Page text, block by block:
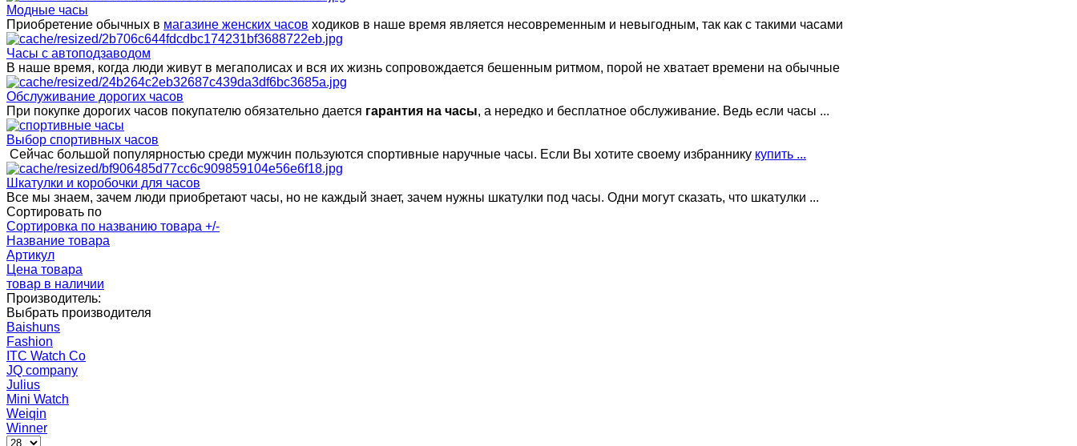
Модные часы
Приобретение обычных в магазине женских часов ходиков в наше время является несовременным и невыгодным, так как с такими часами
Часы с автоподзаводом
В наше время, когда люди живут в мегаполисах и вся их жизнь сопровождается бешенным ритмом, порой не хватает времени на обычные
Обслуживание дорогих часов
При покупке дорогих часов покупателю обязательно дается гарантия на часы, а нередко и бесплатное обслуживание. Ведь если часы ...
Выбор спортивных часов
Сейчас большой популярностью среди мужчин пользуются спортивные наручные часы. Если Вы хотите своему избраннику купить ...
Шкатулки и коробочки для часов
Все мы знаем, зачем люди приобретают часы, но не каждый знает, зачем нужны шкатулки под часы. Одни могут сказать, что шкатулки ...
Сортировать по
Сортировка по названию товара +/-
Название товара
Артикул
Цена товара
товар в наличии
Производитель:
Выбрать производителя
Baishuns
Fashion
ITC Watch Co
JQ company
Julius
Mini Watch
Weiqin
Winner